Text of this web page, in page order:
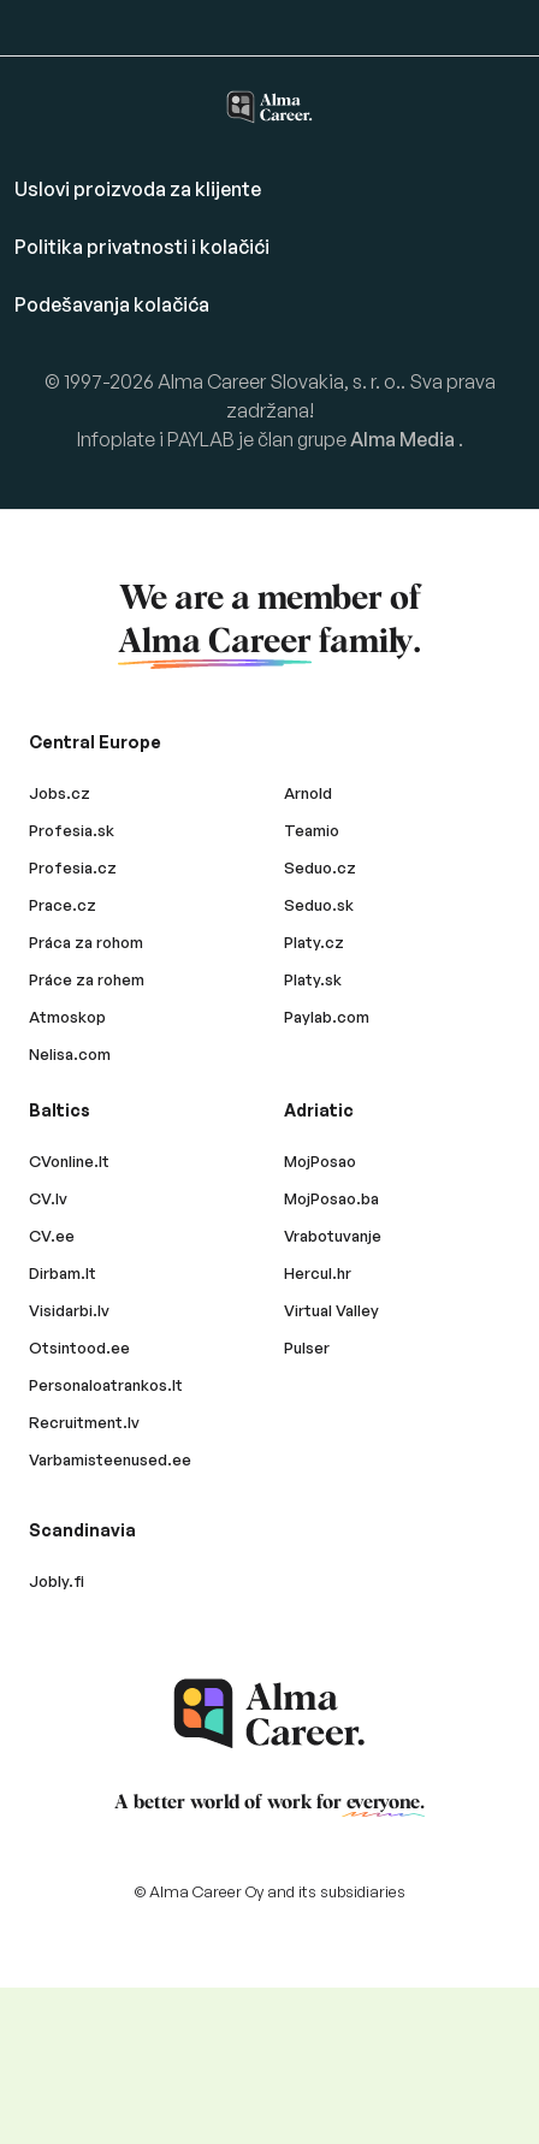
Uslovi proizvoda za klijente
Politika privatnosti i kolačići
Podešavanja kolačića
© 1997-2026 Alma Career Slovakia, s. r. o.. Sva prava
zadržana!
Infoplate i PAYLAB je član grupeAlma Media .
We are a member of
Alma Career family.
Central Europe
Jobs.cz
Profesia.sk
Profesia.cz
Prace.cz
Práca za rohom
Práce za rohem
Atmoskop
Nelisa.com
Arnold
Teamio
Seduo.cz
Seduo.sk
Platy.cz
Platy.sk
Paylab.com
Baltics
CVonline.lt
CV.lv
CV.ee
Dirbam.lt
Visidarbi.lv
Otsintood.ee
Personaloatrankos.lt
Recruitment.lv
Varbamisteenused.ee
Adriatic
MojPosao
MojPosao.ba
Vrabotuvanje
Hercul.hr
Virtual Valley
Pulser
Scandinavia
Jobly.fi
A better world of work for everyone.
© Alma Career Oy and its subsidiaries